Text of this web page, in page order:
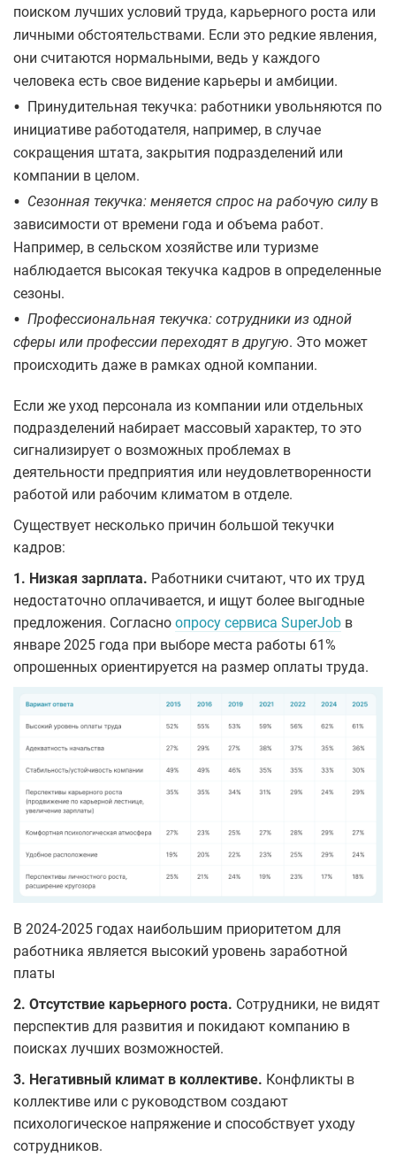
поиском лучших условий труда, карьерного роста или
личными обстоятельствами. Если это редкие явления,
они считаются нормальными, ведь у каждого
человека есть свое видение карьеры и амбиции.
• Принудительная текучка: работники увольняются по
инициативе работодателя, например, в случае
сокращения штата, закрытия подразделений или
компании в целом.
• Сезонная текучка: меняется спрос на рабочую силу в
зависимости от времени года и объема работ.
Например, в сельском хозяйстве или туризме
наблюдается высокая текучка кадров в определенные
сезоны.
• Профессиональная текучка: сотрудники из одной
сферы или профессии переходят в другую. Это может
происходить даже в рамках одной компании.
Если же уход персонала из компании или отдельных
подразделений набирает массовый характер, то это
сигнализирует о возможных проблемах в
деятельности предприятия или неудовлетворенности
работой или рабочим климатом в отделе.
Существует несколько причин большой текучки
кадров:
1. Низкая зарплата. Работники считают, что их труд
недостаточно оплачивается, и ищут более выгодные
предложения. Согласно опросу сервиса SuperJob в
январе 2025 года при выборе места работы 61%
опрошенных ориентируется на размер оплаты труда.
В 2024-2025 годах наибольшим приоритетом для
работника является высокий уровень заработной
платы
2. Отсутствие карьерного роста. Сотрудники, не видят
перспектив для развития и покидают компанию в
поисках лучших возможностей.
3. Негативный климат в коллективе. Конфликты в
коллективе или с руководством создают
психологическое напряжение и способствует уходу
сотрудников.